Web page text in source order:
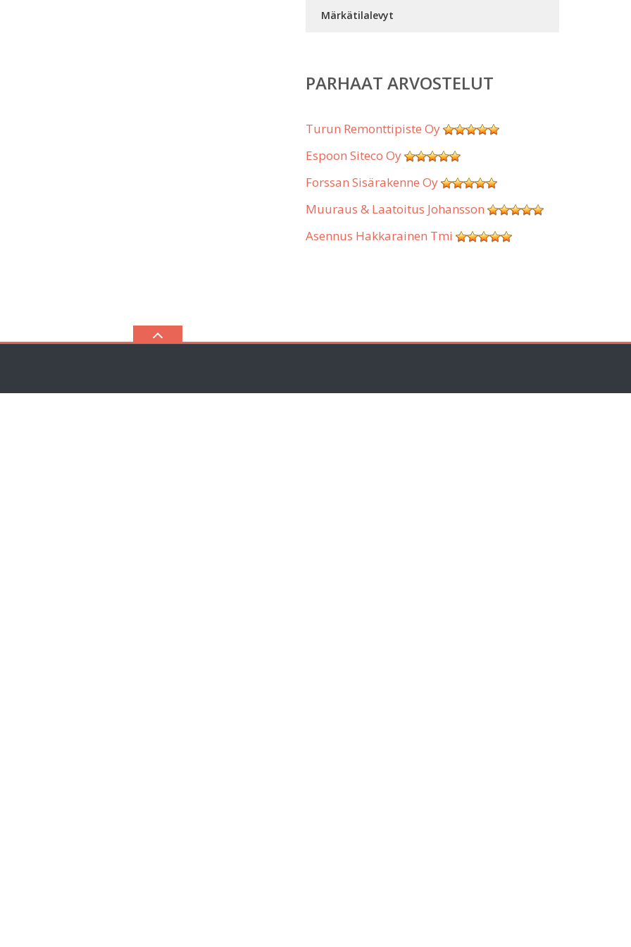
Märkätilalevyt
PARHAAT ARVOSTELUT
Turun Remonttipiste Oy
Espoon Siteco Oy
Forssan Sisärakenne Oy
Muuraus & Laatoitus Johansson
Asennus Hakkarainen Tmi